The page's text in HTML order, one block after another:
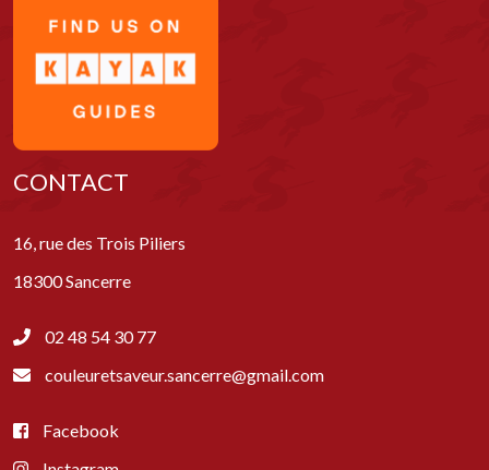
CONTACT
16, rue des Trois Piliers
18300 Sancerre
02 48 54 30 77
couleuretsaveur.sancerre@gmail.com
Facebook